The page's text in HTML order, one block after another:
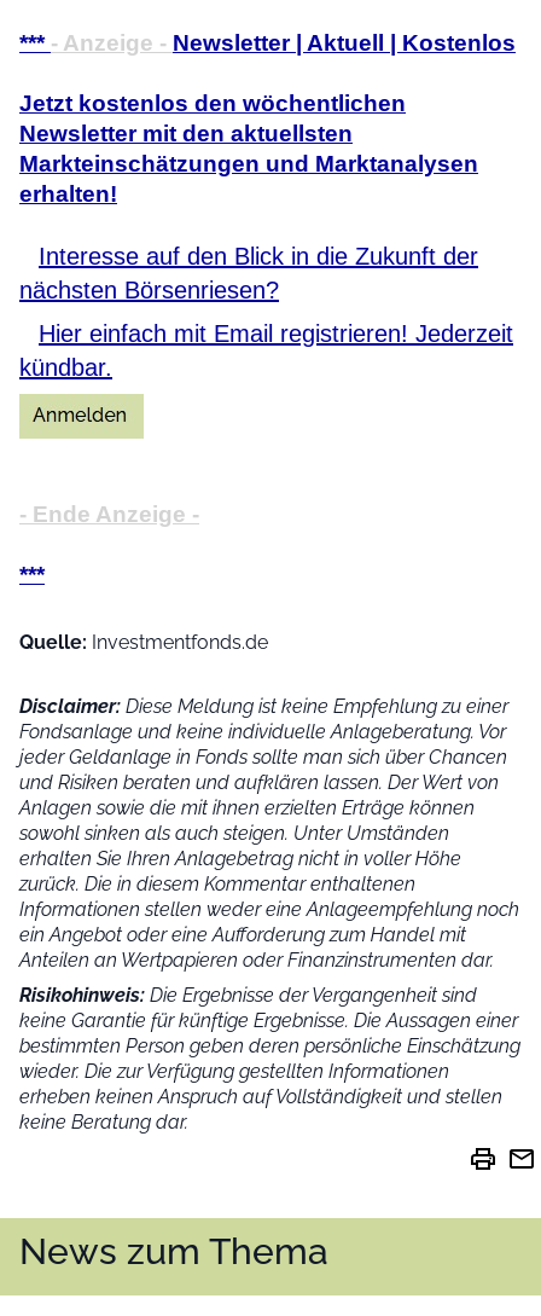
*** - Anzeige - Newsletter | Aktuell | Kostenlos
Jetzt kostenlos den wöchentlichen
Newsletter mit den aktuellsten
Markteinschätzungen und Marktanalysen
erhalten!
Interesse auf den Blick in die Zukunft der
nächsten Börsenriesen?
Hier einfach mit Email registrieren! Jederzeit
kündbar.
- Ende Anzeige -
***
Quelle: Investmentfonds.de
Disclaimer: Diese Meldung ist keine Empfehlung zu einer
Fondsanlage und keine individuelle Anlageberatung. Vor
jeder Geldanlage in Fonds sollte man sich über Chancen
und Risiken beraten und aufklären lassen. Der Wert von
Anlagen sowie die mit ihnen erzielten Erträge können
sowohl sinken als auch steigen. Unter Umständen
erhalten Sie Ihren Anlagebetrag nicht in voller Höhe
zurück. Die in diesem Kommentar enthaltenen
Informationen stellen weder eine Anlageempfehlung noch
ein Angebot oder eine Aufforderung zum Handel mit
Anteilen an Wertpapieren oder Finanzinstrumenten dar.
Risikohinweis: Die Ergebnisse der Vergangenheit sind
keine Garantie für künftige Ergebnisse. Die Aussagen einer
bestimmten Person geben deren persönliche Einschätzung
wieder. Die zur Verfügung gestellten Informationen
erheben keinen Anspruch auf Vollständigkeit und stellen
keine Beratung dar.
print mail
News zum Thema